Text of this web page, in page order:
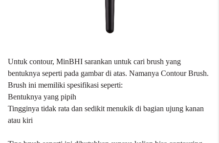
Untuk contour, MinBHI sarankan untuk cari brush yang
bentuknya seperti pada gambar di atas. Namanya Contour Brush.
Brush ini memiliki spesifikasi seperti:
Bentuknya yang pipih
Tingginya tidak rata dan sedikit menukik di bagian ujung kanan
atau kiri